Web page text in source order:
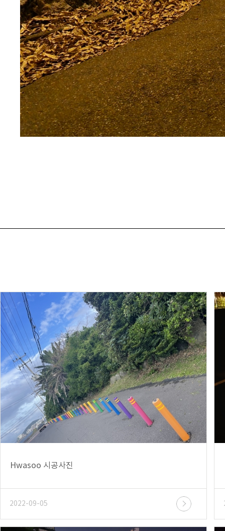
Hwasoo 시공사진
2022-09-05